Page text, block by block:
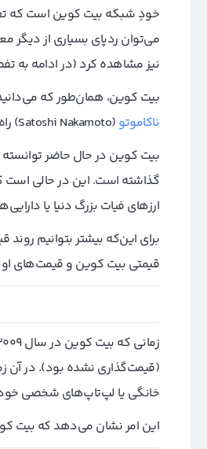
خودِ شبکه بیت کوین است که
می‌توان ردپای بسیاری از دیگر
نیز مشاهده کرد (در ادامه به
بیت کوین، همان‌طور که می‌دانید، اولین ارز
ناکاموتو (Satoshi Nakamoto) راه‌اندازی شده و شروع به کار کرده است.
بیت کوین در حال حاضر
گذاشته است. این در حالی است که
ارزهای فیات بزرگ دنیا یا
برای این‌که بیشتر بتوانیم
قیمتی بیت کوین و قیمت‌‌های
(قیمت‌گذاری نشده بود). در آن
خانگی یا لپ‌تاپ‌های شخصی خود استخراج
این امر نشان می‌دهد که بیت